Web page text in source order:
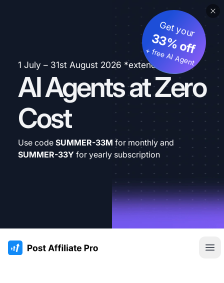
1 July – 31st August 2026 *extended
AI Agents at Zero
Cost
Get your
33% off
+ free AI Agent
Use code SUMMER-33M for monthly and
SUMMER-33Y for yearly subscription
:site.title